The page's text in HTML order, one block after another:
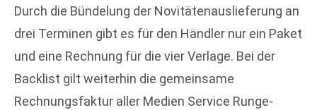
Durch die Bündelung der Novitätenauslieferung an
drei Terminen gibt es für den Händler nur ein Paket
und eine Rechnung für die vier Verlage. Bei der
Backlist gilt weiterhin die gemeinsame
Rechnungsfaktur aller Medien Service Runge-